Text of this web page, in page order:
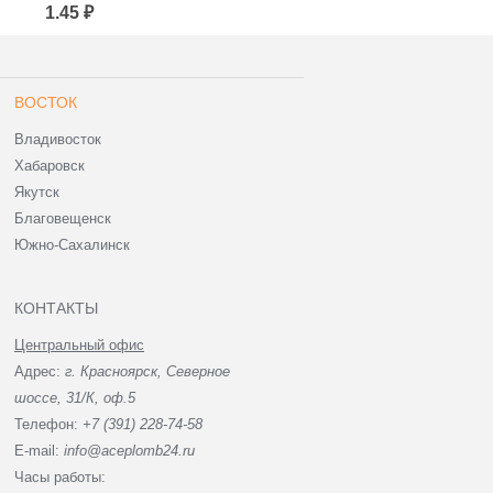
110*210+50к/5 (для
1.45 ₽
ВОСТОК
Владивосток
Хабаровск
Якутск
Благовещенск
Южно-Сахалинск
КОНТАКТЫ
Центральный офис
Адрес: г. Красноярск, Северное
шоссе, 31/К, оф.5
Телефон: +7 (391) 228-74-58
E-mail: info@aceplomb24.ru
Часы работы: